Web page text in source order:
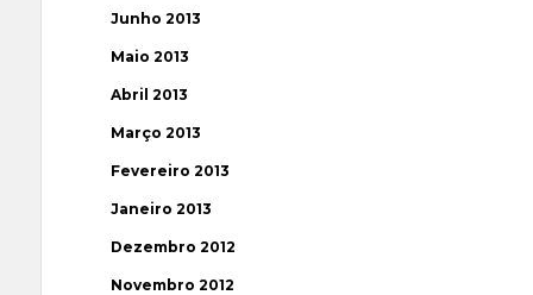
Junho 2013
Maio 2013
Abril 2013
Março 2013
Fevereiro 2013
Janeiro 2013
Dezembro 2012
Novembro 2012